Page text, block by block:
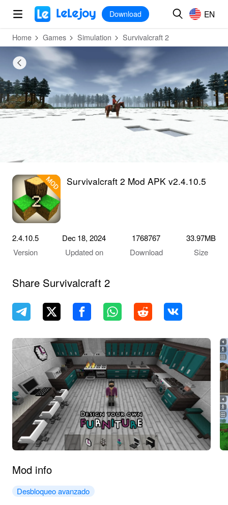
MOD
Download EN
Home Games Simulation Survivalcraft 2
Survivalcraft 2 Mod APK v2.4.10.5
2.4.10.5
Version
Dec 18, 2024
Updated on
1768767
Download
33.97MB
Size
Share Survivalcraft 2
Mod info
Desbloqueo avanzado